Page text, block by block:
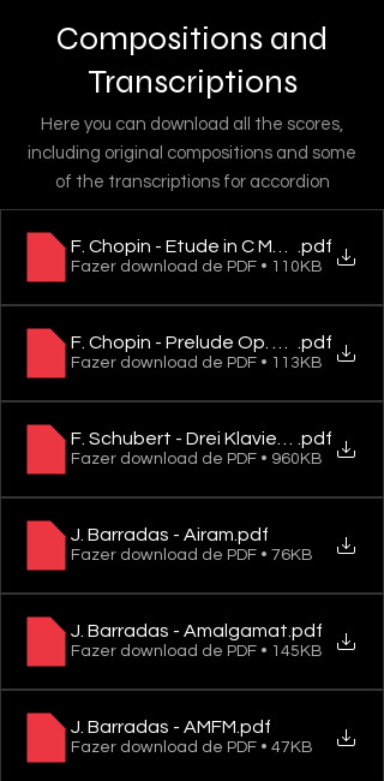
Compositions and
Transcriptions
Here you can download all the scores,
including original compositions and some
of the transcriptions for accordion
F. Chopin - Etude in C Major Op. 10
.pdf
Fazer download de PDF • 110KB
F. Chopin - Prelude Op. 28 No. 16 in
.pdf
Fazer download de PDF • 113KB
F. Schubert - Drei Klavierstücke,
.pdf
Fazer download de PDF • 960KB
J. Barradas - Airam .pdf
Fazer download de PDF • 76KB
J. Barradas - Amalgamat .pdf
Fazer download de PDF • 145KB
J. Barradas - AMFM .pdf
Fazer download de PDF • 47KB